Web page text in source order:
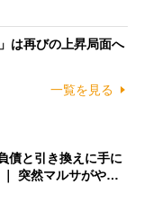
は再びの上昇局面へ
一覧を見る
債と引き換えに手に
｜ 突然マルサがや…